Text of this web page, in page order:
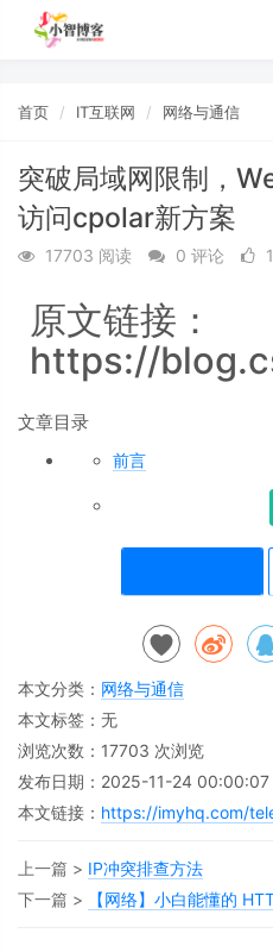
首页 IT互联网 网络与通信
突破局域网限制，
访问cpolar新方案
17703 阅读 0 评论
原文链接：
https://
文章目录
前言
本文分类： 网络与通信
本文标签：无
浏览次数： 17703 次浏览
发布日期：2025-11-24 00:00:07
本文链接： https://imyhq.com/
上一篇 > IP冲突排查方法
下一篇 >
【网络】小白能懂的